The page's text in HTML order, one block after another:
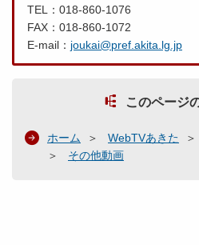
TEL：018-860-1076
FAX：018-860-1072
E-mail： joukai@pref.akita.lg.jp
このページ
ホーム WebTVあきた
その他動画